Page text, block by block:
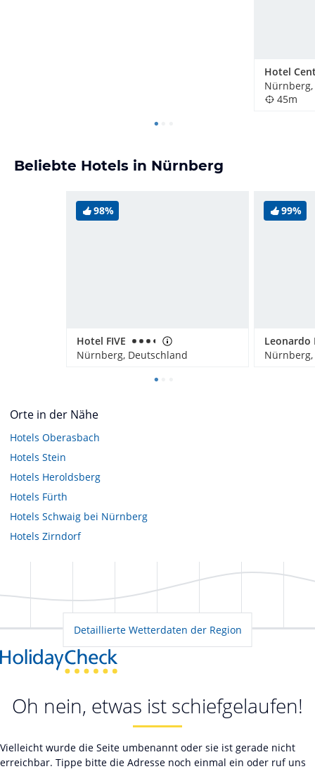
Hotel
45m
Beliebte Hotels in Nürnberg
98%
Hotel FIVE
Nürnberg, Deutschland
99%
Orte in der Nähe
Hotels Oberasbach
Hotels Stein
Hotels Heroldsberg
Hotels Fürth
Hotels Schwaig bei Nürnberg
Hotels Zirndorf
Detaillierte Wetterdaten der Region
Oh nein, etwas ist schiefgelaufen!
Vielleicht wurde die Seite umbenannt oder sie ist gerade nicht
erreichbar. Tippe bitte die Adresse noch einmal ein oder ruf uns